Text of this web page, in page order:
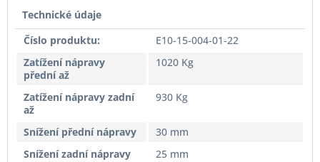
Technické údaje
Číslo produktu:
E10-15-004-01-22
Zatížení nápravy
přední až
1020 Kg
Zatížení nápravy zadní
až
930 Kg
Snížení přední nápravy
30 mm
Snížení zadní nápravy
25 mm